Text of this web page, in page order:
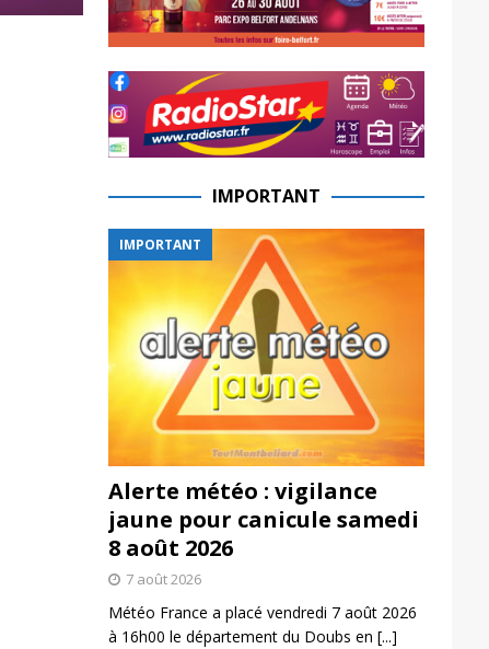
IMPORTANT
IMPORTANT
Alerte météo : vigilance
jaune pour canicule samedi
8 août 2026
7 août 2026
Météo France a placé vendredi 7 août 2026
à 16h00 le département du Doubs en [...]